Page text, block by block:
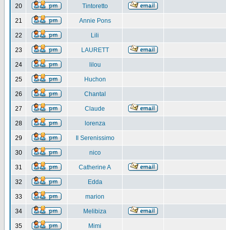
20 Tintoretto
21 Annie Pons
22 Lili
23 LAURETT
24 lilou
25 Huchon
26 Chantal
27 Claude
28 lorenza
29 Il Serenissimo
30 nico
31 Catherine A
32 Edda
33 marion
34 Melibiza
35 Mimi